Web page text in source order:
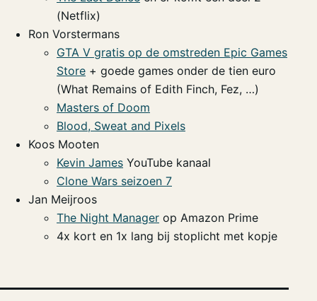
(Netflix)
Ron Vorstermans
GTA V gratis op de omstreden Epic Games
Store + goede games onder de tien euro
(What Remains of Edith Finch, Fez, …)
Masters of Doom
Blood, Sweat and Pixels
Koos Mooten
Kevin James YouTube kanaal
Clone Wars seizoen 7
Jan Meijroos
The Night Manager op Amazon Prime
4x kort en 1x lang bij stoplicht met kopje